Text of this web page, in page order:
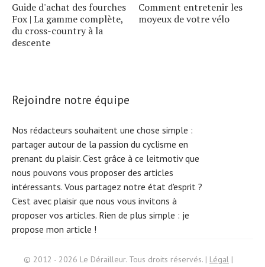
Guide d'achat des fourches
Fox | La gamme complète,
du cross-country à la
descente
Comment entretenir les
moyeux de votre vélo
Rejoindre notre équipe
Nos rédacteurs souhaitent une chose simple :
partager autour de la passion du cyclisme en
prenant du plaisir. C'est grâce à ce leitmotiv que
nous pouvons vous proposer des articles
intéressants. Vous partagez notre état d'esprit ?
C'est avec plaisir que nous vous invitons à
proposer vos articles. Rien de plus simple : je
propose mon article !
© 2012 - 2026 Le Dérailleur. Tous droits réservés. | Légal |
Search